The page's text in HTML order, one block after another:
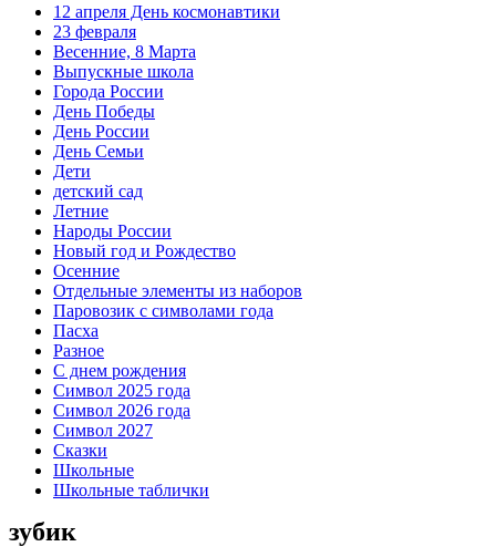
12 апреля День космонавтики
23 февраля
Весенние, 8 Марта
Выпускные школа
Города России
День Победы
День России
День Семьи
Дети
детский сад
Летние
Народы России
Новый год и Рождество
Осенние
Отдельные элементы из наборов
Паровозик с символами года
Пасха
Разное
С днем рождения
Символ 2025 года
Символ 2026 года
Символ 2027
Сказки
Школьные
Школьные таблички
зубик